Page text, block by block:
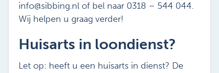
info@sibbing.nl of bel naar 0318 – 544 044.
Wij helpen u graag verder!
Huisarts in loondienst?
Let op: heeft u een huisarts in dienst? De